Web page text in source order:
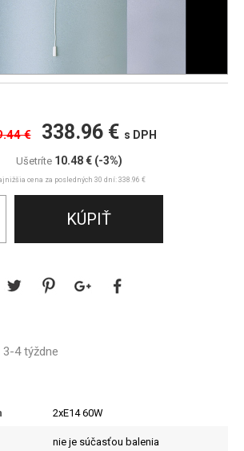
€ 338.96 € s DPH
Ušetríte 10.48 € (-3%)
cena za posledných 30 dní: 338.96 €
3-4 týždne
2xE14 60W
nie je súčasťou balenia